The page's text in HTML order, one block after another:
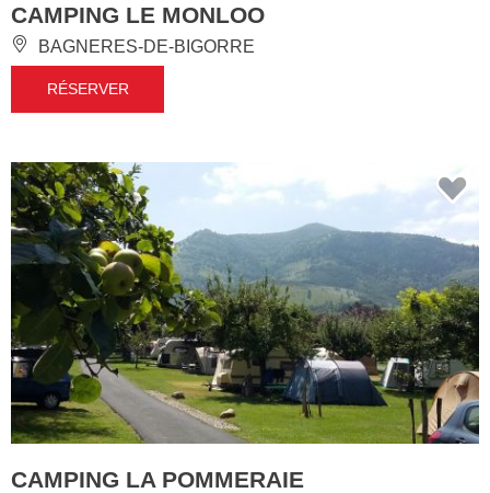
CAMPING LE MONLOO
BAGNERES-DE-BIGORRE
RÉSERVER
CAMPING LA POMMERAIE